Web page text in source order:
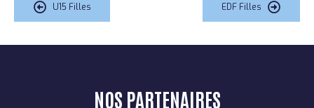
U15 Filles EDF Filles
NOS PARTENAIRES